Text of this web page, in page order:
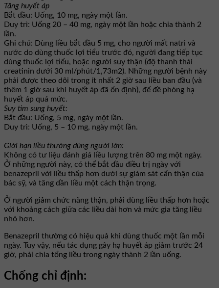
Tăng huyết áp
Bắt đầu: Uống, 10 mg, ngày một lần.
Duy trì: Uống 20 – 40 mg, ngày một lần hoặc chia thành 2
lần.
Ghi chú: Dùng liều bắt đầu 5 mg, cho người mất natri và
nước do dùng thuốc lợi tiểu trước đó, người đang tiếp tục
dùng thuốc lợi tiểu, hoặc người suy thận (độ thanh thải
creatinin dưới 30 ml/phút/1,73m2). Những người bệnh này
phải được theo dõi trong ít nhất 2 giờ sau liều ban đầu (và
thêm 1 giờ sau khi huyết áp đã ổn định), để đề phòng hạ
huyết áp quá mức.
Suy tim sung huyết:
Bắt đầu: Uống, 5 mg, ngày một lần.
Duy trì: Uống, 5 – 10 mg, ngày một lần.
Giới hạn liều thường dùng người lớn:
Không có tư liệu đánh giá liều lượng trên 80 mg một ngày.
Ở những người này, có thể bắt đầu điều trị ngày với
benazepril với liều thấp hơn dưới sự giám sát cẩn thận của
bác sỹ, và tăng dần liều một cách thận trọng.
Ở người giảm chức năng thận, phải dùng liều thấp hơn hoặc
với khoảng cách giữa các liều dài hơn và mức gia tăng liều
nhỏ hơn.
Benazepril thường có hiệu quả khi dùng thuốc một lần mỗi
ngày. Tuy vậy, nếu tác dụng gây hạ huyết áp giảm trước 24
giờ, phải chia tổng liều trong ngày thành 2 lần uống.
Chống chỉ định: